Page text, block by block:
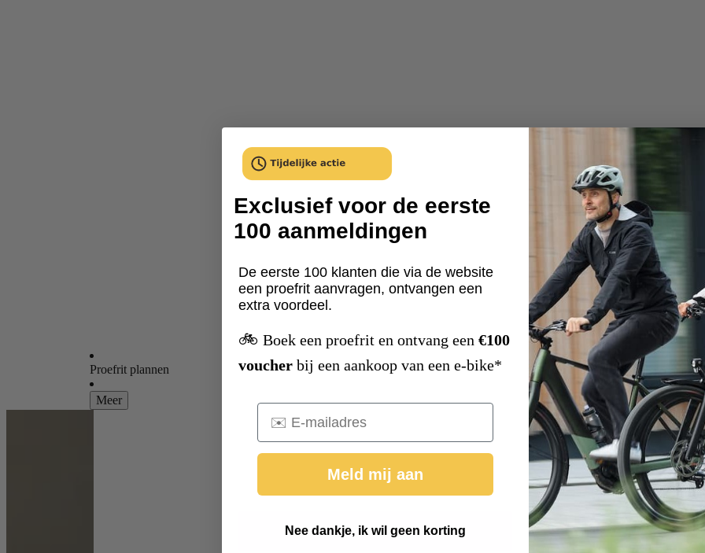
Proefrit plannen
Meer
Exclusief voor de eerste
100 aanmeldingen
De eerste 100 klanten die via de website
een proefrit aanvragen, ontvangen een
extra voordeel.
🚲 Boek een proefrit en ontvang een €100
voucher bij een aankoop van een e-bike*
Email
Meld mij aan
Nee dankje, ik wil geen korting